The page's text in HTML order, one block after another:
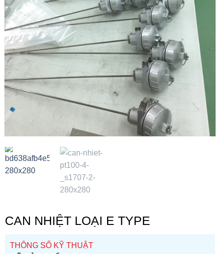
CAN NHIỆT LOẠI E TYPE
THÔNG SỐ KỸ THUẬT